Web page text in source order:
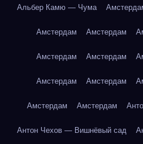
Альбер Камю — Чума
Амстердам Амстердам
Амстердам Амстердам
Амстердам Амстердам
Амстердам Амстердам
Антон Чехов — Вишнёвый сад